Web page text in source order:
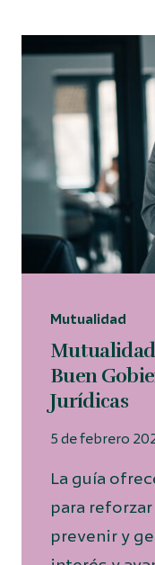
Mutualidad
Buen
Jurídicas
5 de febrero
La guía
para
prevenir y